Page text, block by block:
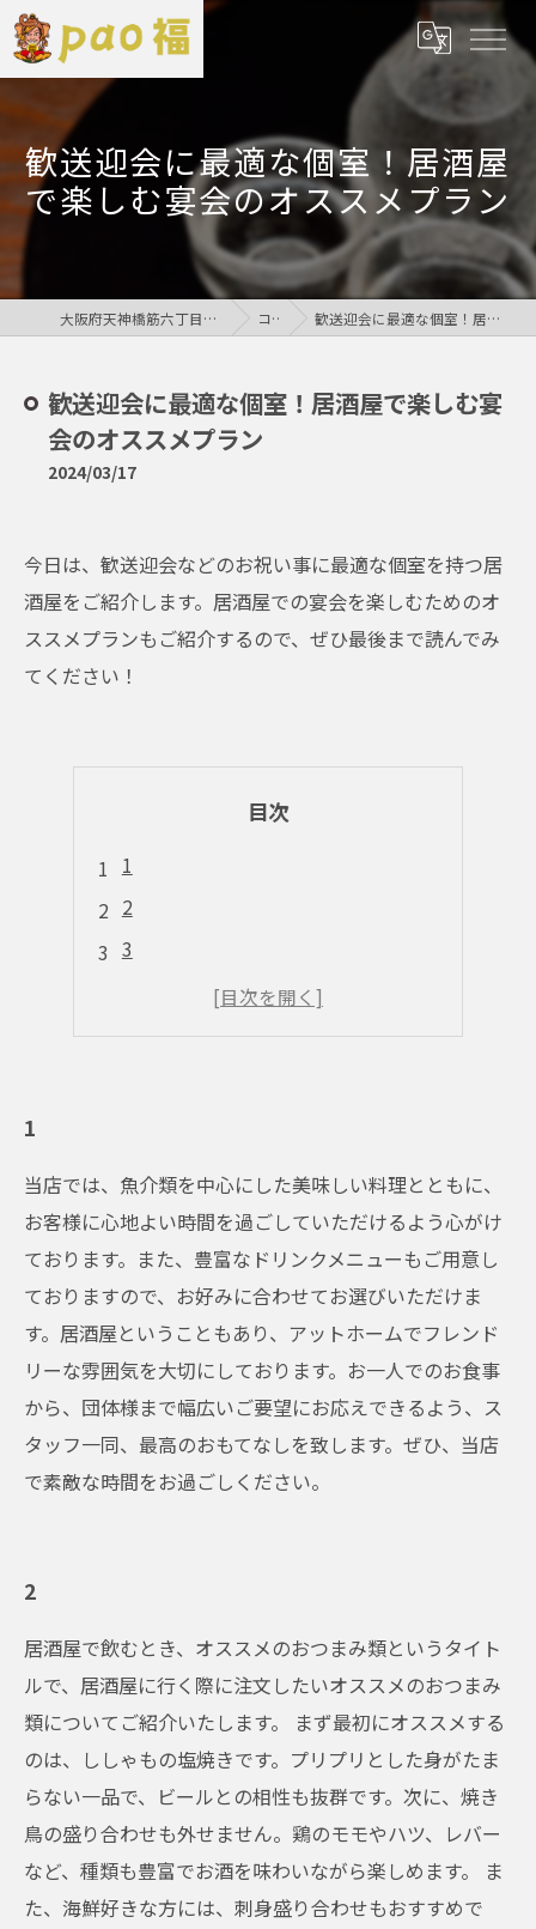
歓送迎会に最適な個室！居酒屋
で楽しむ宴会のオススメプラン
大阪府天神橋筋六丁目の居酒屋なら鶏居酒屋pao福 コラム 歓送迎会に最適な個室！居酒屋で楽しむ宴会のオススメプラン
歓送迎会に最適な個室！居酒屋で楽しむ宴
会のオススメプラン
2024/03/17
今日は、歓送迎会などのお祝い事に最適な個室を持つ居
酒屋をご紹介します。居酒屋での宴会を楽しむためのオ
ススメプランもご紹介するので、ぜひ最後まで読んでみ
てください！
目次
1
2
3
5
1
当店では、魚介類を中心にした美味しい料理とともに、
お客様に心地よい時間を過ごしていただけるよう心がけ
ております。また、豊富なドリンクメニューもご用意し
ておりますので、お好みに合わせてお選びいただけま
す。居酒屋ということもあり、アットホームでフレンド
リーな雰囲気を大切にしております。お一人でのお食事
から、団体様まで幅広いご要望にお応えできるよう、ス
タッフ一同、最高のおもてなしを致します。ぜひ、当店
で素敵な時間をお過ごしください。
2
居酒屋で飲むとき、オススメのおつまみ類というタイト
ルで、居酒屋に行く際に注文したいオススメのおつまみ
類についてご紹介いたします。 まず最初にオススメする
のは、ししゃもの塩焼きです。プリプリとした身がたま
らない一品で、ビールとの相性も抜群です。次に、焼き
鳥の盛り合わせも外せません。鶏のモモやハツ、レバー
など、種類も豊富でお酒を味わいながら楽しめます。 ま
た、海鮮好きな方には、刺身盛り合わせもおすすめで